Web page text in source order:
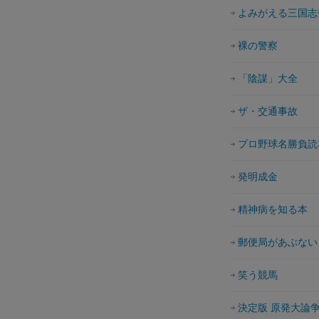
よみがえる三国志
裸の警察
「陰謀」大全
ザ・交通事故
プロ野球名勝負読
発明成金
精神病を知る本
郵便局があぶない
笑う競馬
決定版 原発大論争